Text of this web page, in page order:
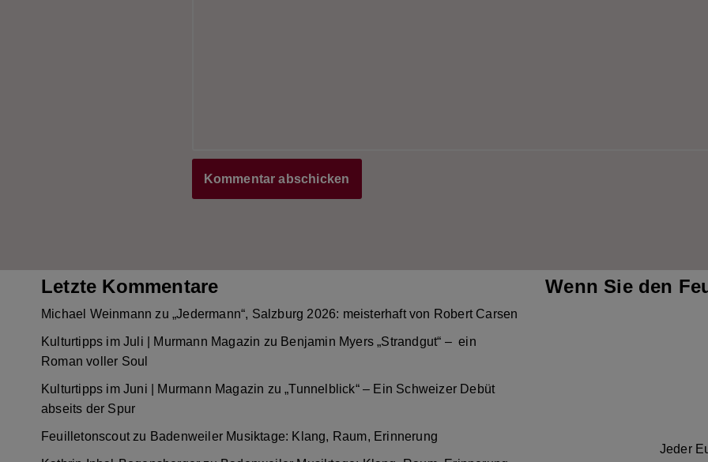
Letzte Kommentare
Michael Weinmann zu„Jedermann“, Salzburg 2026: meisterhaft von Robert Carsen
Kulturtipps im Juli | Murmann Magazin zu Benjamin Myers „Strandgut“ – ein
Roman voller Soul
Kulturtipps im Juni | Murmann Magazin zu„Tunnelblick“ – Ein Schweizer Debüt
abseits der Spur
Feuilletonscoutzu Badenweiler Musiktage: Klang, Raum, Erinnerung
Wenn Sie den
Jeder